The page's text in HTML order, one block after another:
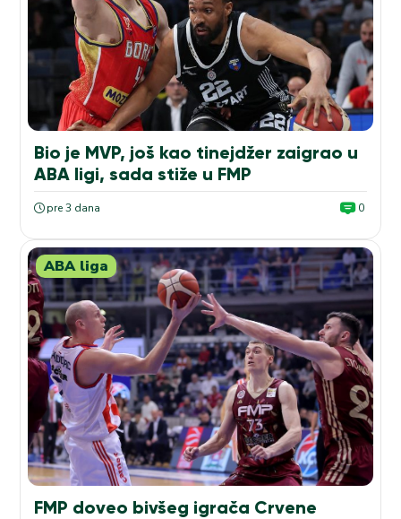
Bio je MVP, još kao tinejdžer zaigrao u
ABA ligi, sada stiže u FMP
pre 3 dana 0
ABA liga
FMP doveo bivšeg igrača Crvene